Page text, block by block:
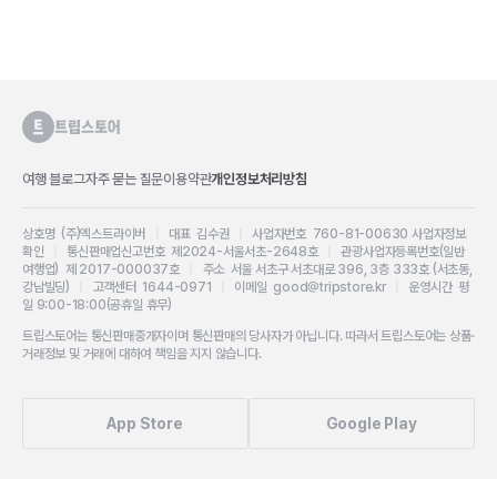
여행 블로그자주 묻는 질문이용약관개인정보처리방침
상호명 (주)엑스트라이버 대표 김수권 |사업자번호 760-81-00630 사업자정보
확인
통신판매업신고번호 제2024-서울서초-2648호|관광사업자등록번호(일반
여행업) 제 2017-000037호| 주소 서울 서초구 서초대로 396, 3층 333호 (서초동,
강남빌딩)
고객센터 1644-0971 이메일 good@tripstore.kr| 운영시간 평
일 9:00-18:00(공휴일 휴무)
트립스토어는 통신판매중개자이며 통신판매의 당사자가 아닙니다. 따라서 트립스토어는 상품·
거래정보 및 거래에 대하여 책임을 지지 않습니다.
App Store Google Play